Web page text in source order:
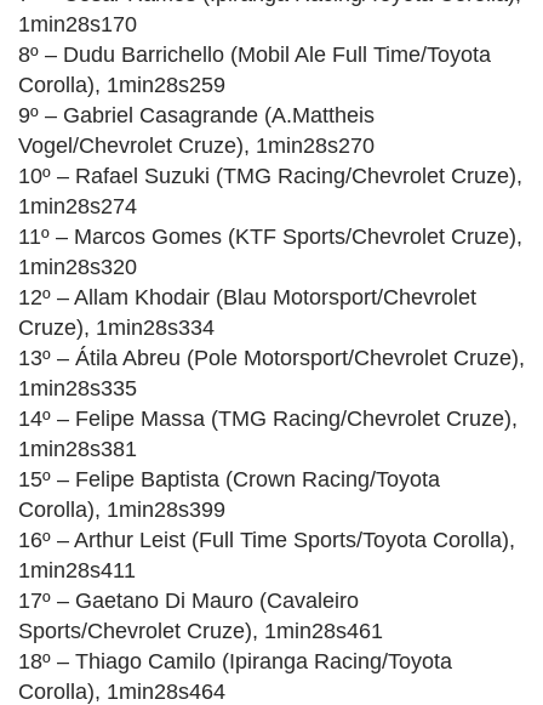
1min28s170
8º – Dudu Barrichello (Mobil Ale Full Time/Toyota
Corolla), 1min28s259
9º – Gabriel Casagrande (A.Mattheis
Vogel/Chevrolet Cruze), 1min28s270
10º – Rafael Suzuki (TMG Racing/Chevrolet Cruze),
1min28s274
11º – Marcos Gomes (KTF Sports/Chevrolet Cruze),
1min28s320
12º – Allam Khodair (Blau Motorsport/Chevrolet
Cruze), 1min28s334
13º – Átila Abreu (Pole Motorsport/Chevrolet Cruze),
1min28s335
14º – Felipe Massa (TMG Racing/Chevrolet Cruze),
1min28s381
15º – Felipe Baptista (Crown Racing/Toyota
Corolla), 1min28s399
16º – Arthur Leist (Full Time Sports/Toyota Corolla),
1min28s411
17º – Gaetano Di Mauro (Cavaleiro
Sports/Chevrolet Cruze), 1min28s461
18º – Thiago Camilo (Ipiranga Racing/Toyota
Corolla), 1min28s464